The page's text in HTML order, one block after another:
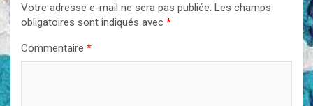
Votre adresse e-mail ne sera pas publiée. Les champs
obligatoires sont indiqués avec *
Commentaire *